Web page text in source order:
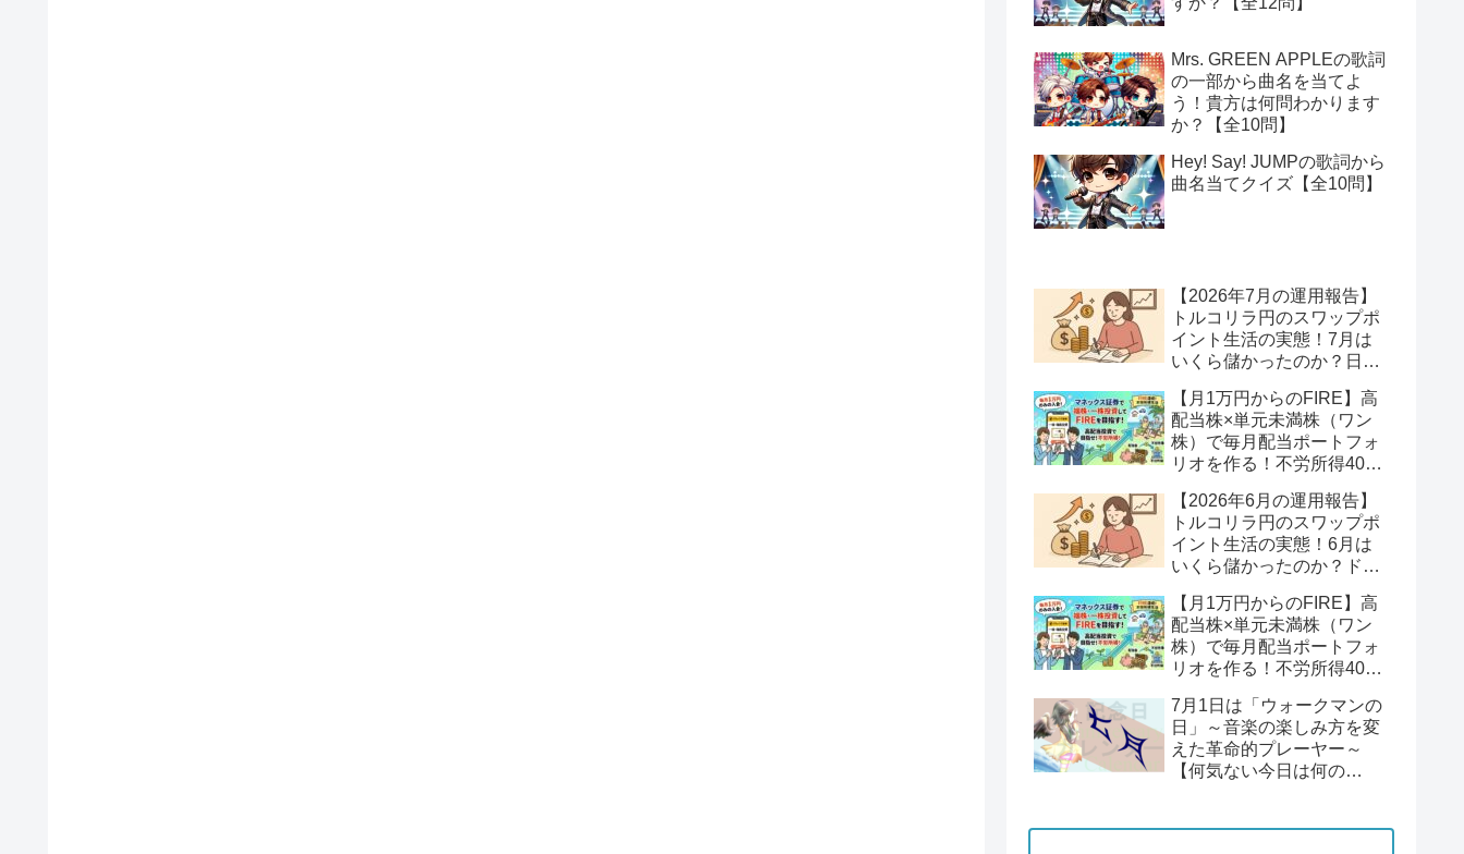
Mrs. GREEN APPLEの歌詞
の一部から曲名を当てよ
う！貴方は何問わかります
か？【全10問】
Hey! Say! JUMPの歌詞から
曲名当てクイズ【全10問】
【2026年7月の運用報告】
トルコリラ円のスワップポ
イント生活の実態！7月は
いくら儲かったのか？日本
へ一歩進んだ？
【月1万円からのFIRE】高
配当株×単元未満株（ワン
株）で毎月配当ポートフォ
リオを作る！不労所得400
回】
【2026年6月の運用報告】
トルコリラ円のスワップポ
イント生活の実態！6月は
いくら儲かったのか？ドル
【月1万円からのFIRE】高
配当株×単元未満株（ワン
株）で毎月配当ポートフォ
リオを作る！不労所得400
回】
7月1日は「ウォークマンの
日」～音楽の楽しみ方を変
えた革命的プレーヤー～
【何気ない今日は何の